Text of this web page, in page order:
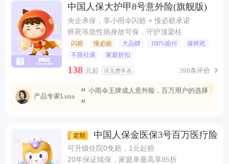
中国人保大护甲8号意外险(旗舰版)
央企承保，享小雨伞闪赔 + 慢必赔承诺
猝死等急性病身故可保，守护顶梁柱
闪赔 慢必赔 大品牌 100%赔付
保猝死
不限社保
家庭折扣
138 元起 详见费率表 398条评价
产品专家Luna
小雨伞王牌成人意外险，百万用户的选择
中国人保金医保3号百万医疗险
可升级住院0免赔，1元起赔
20年保证续保，家庭单最高享85折